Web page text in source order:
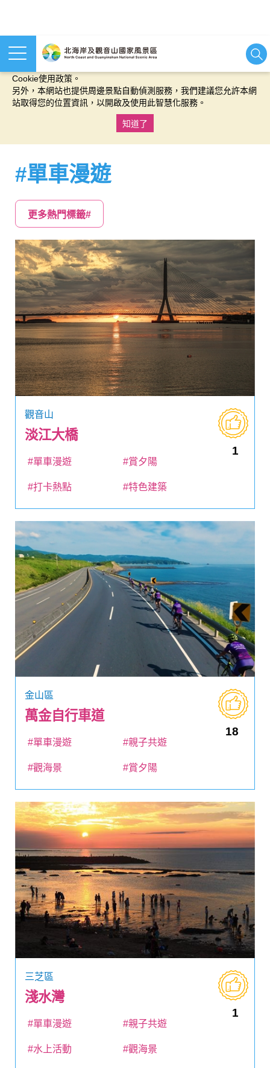
本網站使用cookies等相關技術以持續優化網站服務，並有助於為
Cookie使用政策。
另外，本網站也提供周邊景點自動偵測服務，我們建議您允許本網
站取得您的位置資訊，以開啟及使用此智慧化服務。
知道了
#單車漫遊
更多熱門標籤#
觀音山
淡江大橋
1
#單車漫遊 #賞夕陽
#打卡熱點 #特色建築
金山區
萬金自行車道
18
#單車漫遊 #親子共遊
#觀海景 #賞夕陽
三芝區
淺水灣
1
#單車漫遊 #親子共遊
#水上活動 #觀海景